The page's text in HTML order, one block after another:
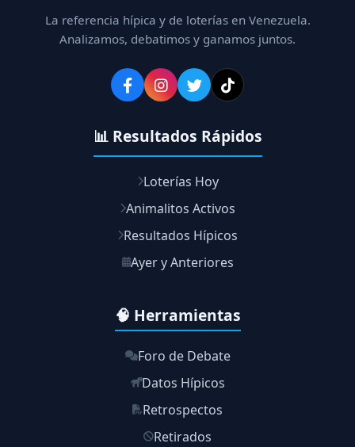
La referencia hípica y de loterías en Venezuela.
Analizamos, debatimos y ganamos juntos.
📊 Resultados Rápidos
Loterías Hoy
Animalitos Activos
Resultados Hípicos
Ayer y Anteriores
🧠 Herramientas
Foro de Debate
Datos Hípicos
Retrospectos
Retirados